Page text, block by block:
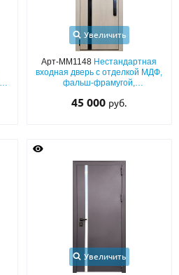
Увеличить
Арт-ММ1148 Нестандартная
входная дверь с отделкой МДФ,
фальш-фрамугой,
и биометрическим замком
45 000 руб.
Увеличить